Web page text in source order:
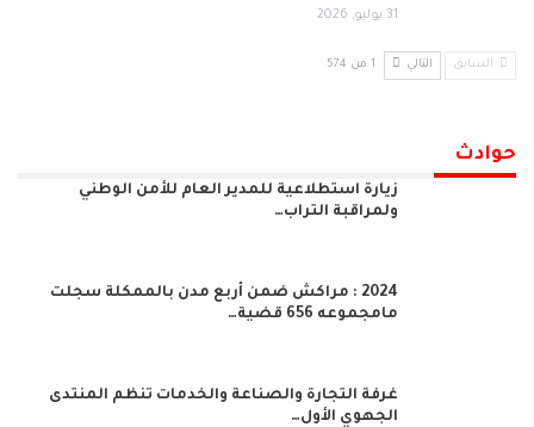
31 يوليو, 2026
السابق التالي 1 من 574
حوادث
زيارة استطلاعية للمدير العام للأمن الوطني
ولمراقبة التراب…
2024 : مراكش ضمن أربع مدن بالممكلة سجلت
مامجموعه 656 قضية…
غرفة التجارة والصناعة والخدمات تنظم المنتدى
الجهوي الأول…